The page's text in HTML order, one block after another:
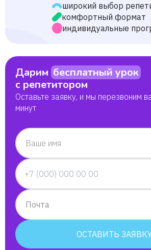
Олеся
Виктория
Ксения
Айлана
Мадия Ефимова
широкий выбор
комфортный формат
индивидуальные
Дарим бесплатный урок
с репетитором
Оставьте заявку, и мы перезвоним
минут
Ваше имя
Почта
ОСТАВИТЬ